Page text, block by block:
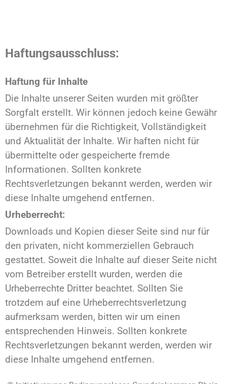
Haftungsausschluss:
Haftung für Inhalte
Die Inhalte unserer Seiten wurden mit größter
Sorgfalt erstellt. Wir können jedoch keine Gewähr
übernehmen für die Richtigkeit, Vollständigkeit
und Aktualität der Inhalte. Wir haften nicht für
übermittelte oder gespeicherte fremde
Informationen. Sollten konkrete
Rechtsverletzungen bekannt werden, werden wir
diese Inhalte umgehend entfernen.
Urheberrecht:
Downloads und Kopien dieser Seite sind nur für
den privaten, nicht kommerziellen Gebrauch
gestattet. Soweit die Inhalte auf dieser Seite nicht
vom Betreiber erstellt wurden, werden die
Urheberrechte Dritter beachtet. Sollten Sie
trotzdem auf eine Urheberrechtsverletzung
aufmerksam werden, bitten wir um einen
entsprechenden Hinweis. Sollten konkrete
Rechtsverletzungen bekannt werden, werden wir
diese Inhalte umgehend entfernen.